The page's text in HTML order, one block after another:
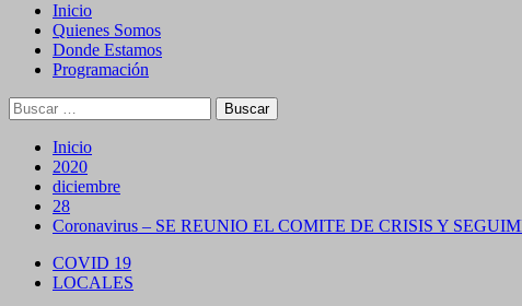
Inicio
Quienes Somos
Donde Estamos
Programación
Buscar:
Inicio
2020
diciembre
28
Coronavirus – SE REUNIO EL COMITE DE CRISIS Y
COVID 19
LOCALES